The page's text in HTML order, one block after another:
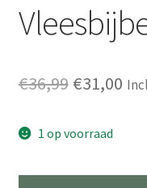
€36,99
was:
€36,99.
€31,00
1 op voorraad